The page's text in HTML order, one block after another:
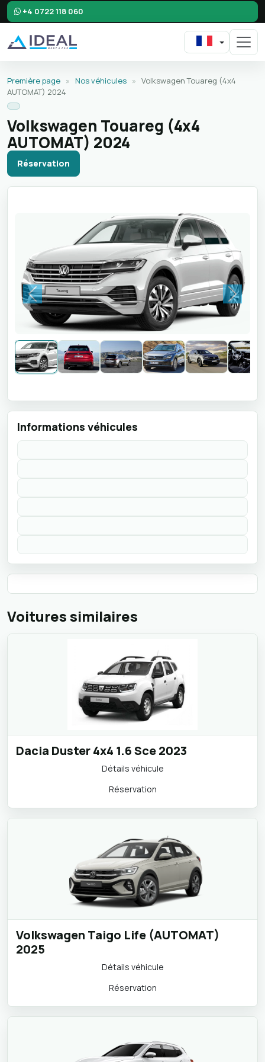
+4 0722 118 060
Première page » Nos véhicules » Volkswagen Touareg (4x4
AUTOMAT) 2024
Volkswagen Touareg (4x4
AUTOMAT) 2024
Réservation
Previous Next
Informations véhicules
Voitures similaires
Dacia Duster 4x4 1.6 Sce 2023
Volkswagen Taigo Life (AUTOMAT)